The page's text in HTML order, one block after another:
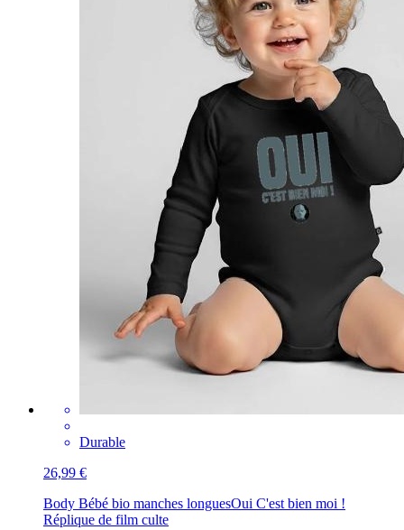
Durable
26,99 €
Body Bébé bio manches longuesOui C'est bien moi !
Réplique de film culte